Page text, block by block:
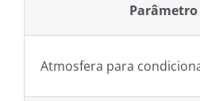
Parâmetro
Atmosfera para